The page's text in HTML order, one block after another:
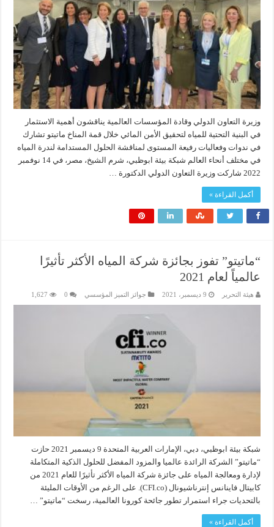
وزيرة التعاون الدولي وقادة المؤسسات العالمية يناقشون أهمية الاستثمار
في البنية التحتية للمياه لتحقيق الأمن المائي خلال قمة المناخ ماتيتو تشارك
في ندوات وفعاليات رفيعة المستوى لمناقشة الحلول المستدامة لندرة المياه
في مختلف أنحاء العالم شبكة بيئة ابوظبي، شرم الشيخ، مصر، في 14 نوفمبر
2022 شاركت وزيرة التعاون الدولي الدكتورة …
أكمل القراءة »
“ماتيتو” تفوز بجائزة شركة المياه الأكثر تأثيرًا
عالمياً لعام 2021
هيئة التحرير 9 ديسمبر، 2021 جوائز التميز المؤسسي 0
1,627
شبكة بيئة ابوظبي، دبي، الإمارات العربية المتحدة 9 ديسمبر 2021 حازت
“ماتيتو” الشركة الرائدة عالميا والمزود المفضل للحلول الذكية المتكاملة
لإدارة ومعالجة المياه على جائزة شركة المياه الأكثر تأثيرًا للعام 2021 من
كابيتال فاينانس إنترناشيونال (CFI.co). على الرغم من الأوقات المليئة
بالتحديات جراء استمرار تطور جائحة كورونا العالمية، رسخت “ماتيتو” …
أكمل القراءة »